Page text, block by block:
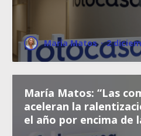
María Matos · 2
María Matos: “Las
aceleran la
el año por encima de